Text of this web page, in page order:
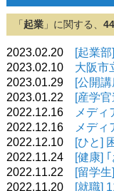
「 起業 」に関する、 44
2023.02.20
[起業
2023.02.10 大阪市
2023.01.29
[公開
2023.01.22
[産学
2022.12.16
メディ
2022.12.16
メデ
2022.12.10
[ひと]
2022.11.24
[健康]
2022.11.22
[留学
2022.11.20
[就職]